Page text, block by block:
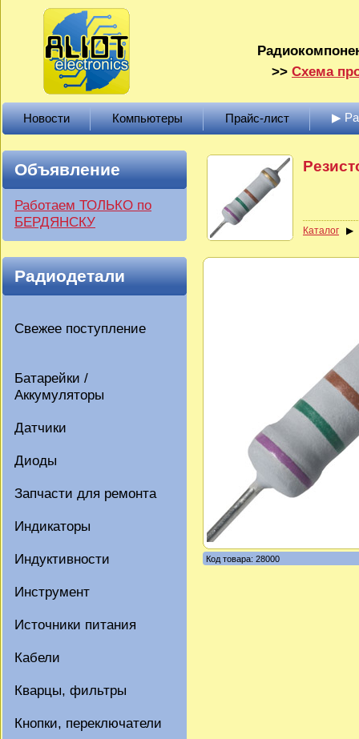
>> Схема
Новости Компьютеры Прайс-лист ▶
Объявление
Работаем ТОЛЬКО по
БЕРДЯНСКУ
Радиодетали
Свежее поступление
Батарейки /
Аккумуляторы
Датчики
Диоды
Запчасти для ремонта
Индикаторы
Индуктивности
Инструмент
Источники питания
Кабели
Кварцы, фильтры
Кнопки, переключатели
Каталог
Код товара: 28000